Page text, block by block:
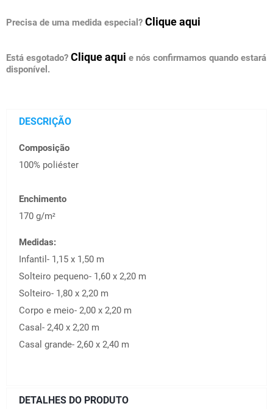
Precisa de uma medida especial? Clique aqui
Está esgotado? Clique aqui e nós confirmamos quando estará
disponível.
DESCRIÇÃO
Composição
100% poliéster
Enchimento
170 g/m²
Medidas:
Infantil- 1,15 x 1,50 m
Solteiro pequeno- 1,60 x 2,20 m
Solteiro- 1,80 x 2,20 m
Corpo e meio- 2,00 x 2,20 m
Casal- 2,40 x 2,20 m
Casal grande- 2,60 x 2,40 m
DETALHES DO PRODUTO